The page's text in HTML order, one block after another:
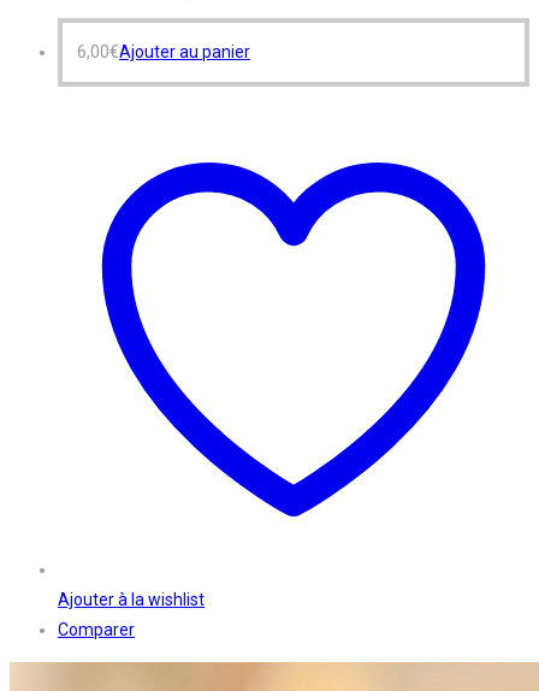
6,00€Ajouter au panier
Ajouter à la wishlist
Comparer